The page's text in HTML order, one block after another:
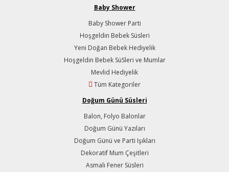
Baby Shower
Baby Shower Parti
Hoşgeldin Bebek Süsleri
Yeni Doğan Bebek Hediyelik
Hoşgeldin Bebek SüSleri ve Mumlar
Mevlid Hediyelik
Tüm Kategoriler
Doğum Günü Süsleri
Balon, Folyo Balonlar
Doğum Günü Yazıları
Doğum Günü ve Parti Işıkları
Dekoratif Mum Çeşitleri
Asmalı Fener Süsleri